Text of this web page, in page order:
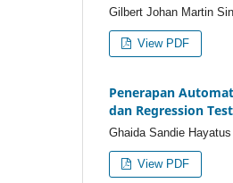
Gilbert Johan Martin
View PDF
Penerapan
dan Regression
Ghaida Sandie
View PDF